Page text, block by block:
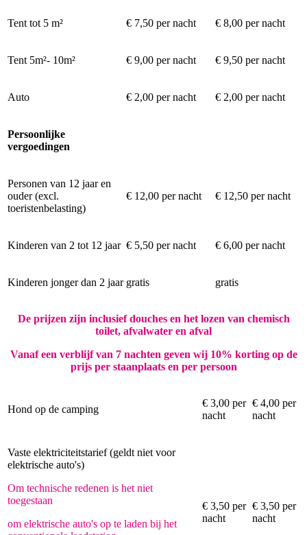
Tent tot 5 m² € 7,50 per nacht € 8,00 per nacht
Tent 5m²- 10m² € 9,00 per nacht € 9,50 per nacht
Auto € 2,00 per nacht € 2,00 per nacht
Persoonlijke
vergoedingen
Personen van 12 jaar en
ouder (excl.
toeristenbelasting)
€ 12,00 per nacht € 12,50 per nacht
Kinderen van 2 tot 12 jaar € 5,50 per nacht € 6,00 per nacht
Kinderen jonger dan 2 jaar gratis gratis
De prijzen zijn inclusief douches en het lozen van chemisch
toilet, afvalwater en afval
Vanaf een verblijf van 7 nachten geven wij 10% korting op de
prijs per staanplaats en per persoon
Hond op de camping
€ 3,00 per
nacht
€ 4,00 per
nacht
Vaste elektriciteitstarief (geldt niet voor
elektrische auto's)
Om technische redenen is het niet
toegestaan
om elektrische auto's op te laden bij het
€ 3,50 per
nacht
€ 3,50 per
nacht